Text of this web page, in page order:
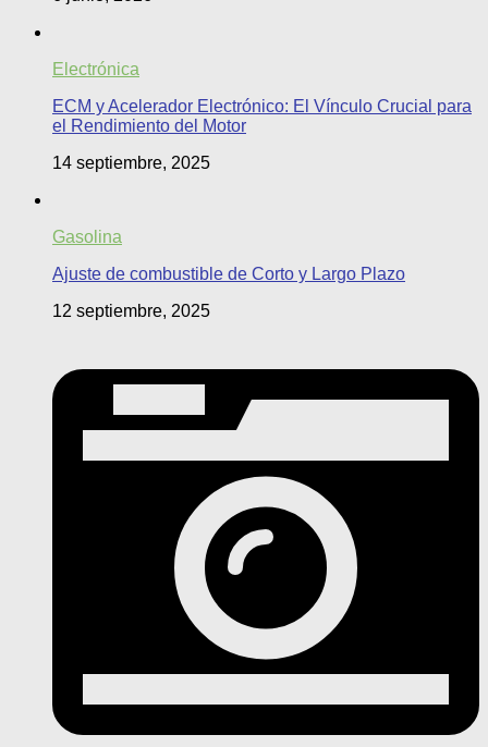
Electrónica
ECM y Acelerador Electrónico: El Vínculo Crucial para
el Rendimiento del Motor
14 septiembre, 2025
Gasolina
Ajuste de combustible de Corto y Largo Plazo
12 septiembre, 2025